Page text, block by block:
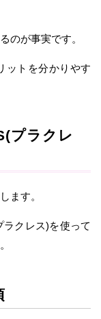
のが事実です。
ットを分かりやす
プラクレ
ます。
ラクレス)を使って